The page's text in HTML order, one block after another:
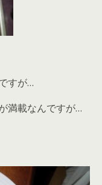
すが…
満載なんですが…